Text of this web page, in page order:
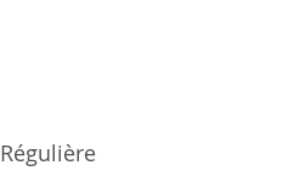
Régulière